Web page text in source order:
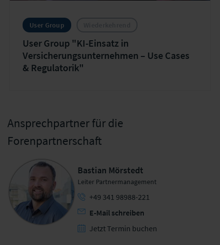
User Group
User Group "KI-Einsatz in
Versicherungsunternehmen – Use Cases
& Regulatorik"
Ansprechpartner für die
Forenpartnerschaft
Bastian Mörstedt
Leiter Partnermanagement
+49 341 98988-221
E-Mail schreiben
Jetzt Termin buchen